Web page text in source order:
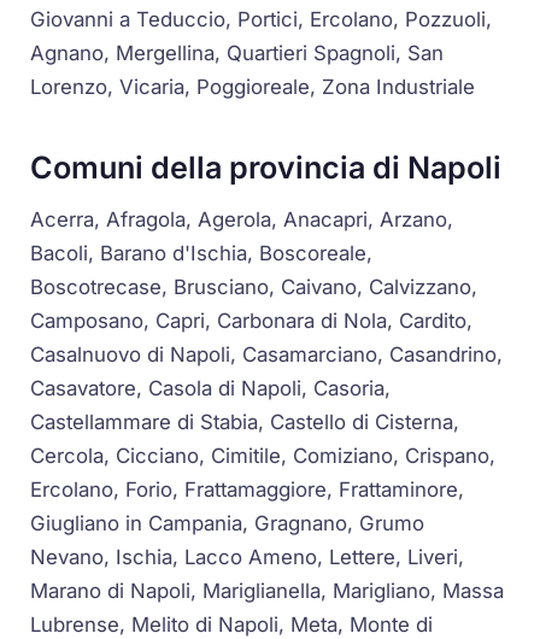
Giovanni a Teduccio, Portici, Ercolano, Pozzuoli,
Agnano, Mergellina, Quartieri Spagnoli, San
Lorenzo, Vicaria, Poggioreale, Zona Industriale
Comuni della provincia di Napoli
Acerra, Afragola, Agerola, Anacapri, Arzano,
Bacoli, Barano d'Ischia, Boscoreale,
Boscotrecase, Brusciano, Caivano, Calvizzano,
Camposano, Capri, Carbonara di Nola, Cardito,
Casalnuovo di Napoli, Casamarciano, Casandrino,
Casavatore, Casola di Napoli, Casoria,
Castellammare di Stabia, Castello di Cisterna,
Cercola, Cicciano, Cimitile, Comiziano, Crispano,
Ercolano, Forio, Frattamaggiore, Frattaminore,
Giugliano in Campania, Gragnano, Grumo
Nevano, Ischia, Lacco Ameno, Lettere, Liveri,
Marano di Napoli, Mariglianella, Marigliano, Massa
Lubrense, Melito di Napoli, Meta, Monte di